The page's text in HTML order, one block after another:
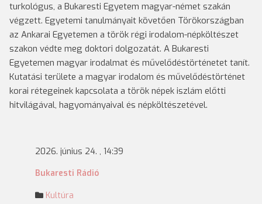
turkológus, a Bukaresti Egyetem magyar-német szakán
végzett. Egyetemi tanulmányait követően Törökországban
az Ankarai Egyetemen a török régi irodalom-népköltészet
szakon védte meg doktori dolgozatát. A Bukaresti
Egyetemen magyar irodalmat és művelődéstörténetet tanít.
Kutatási területe a magyar irodalom és művelődéstörténet
korai rétegeinek kapcsolata a török népek iszlám előtti
hitvilágával, hagyományaival és népköltészetével.
2026. június 24. , 14:39
Bukaresti Rádió
Kultúra